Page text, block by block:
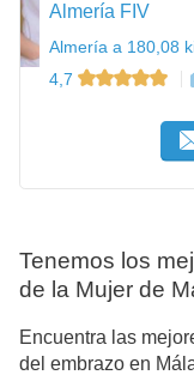
Almería FIV
Almería a 180,08
4,7
Tenemos los
de la Mujer de
Encuentra las
del embrazo en